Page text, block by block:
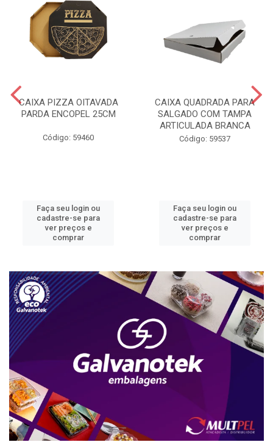
CAIXA PIZZA OITAVADA
PARDA ENCOPEL 25CM
Código: 59460
Faça seu login ou
cadastre-se para
ver preços e
comprar
CAIXA QUADRADA PARA
SALGADO COM TAMPA
ARTICULADA BRANCA
Código: 59537
Faça seu login ou
cadastre-se para
ver preços e
comprar